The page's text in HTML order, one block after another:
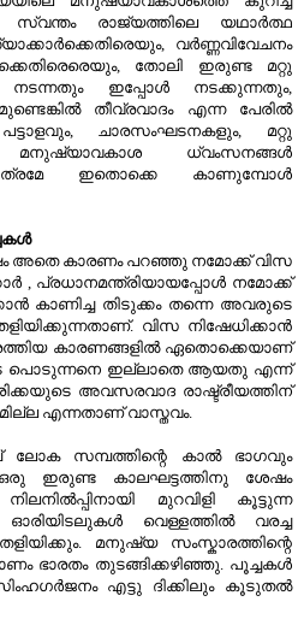
സ്വന്തം രാജ്യത്തിലെ യഥാര്‍ത്ഥ
വര്‍ണ്ണവിവേചനം
തോലി ഇരുണ്ട മറ്റു
നടന്നതും ഇപ്പോള്‍ നടക്കുന്നതും,
തീവ്രവാദം എന്ന പേരില്‍
ചാരസംഘടനകളും, മറ്റു
മനുഷ്യാവകാശ ധ്വംസനങ്ങള്‍
ഇതൊക്കെ കാണുമ്പോള്‍
അതെ കാരണം പറഞ്ഞു നമോക്ക് വിസ
, പ്രധാനമന്ത്രിയായപ്പോള്‍ നമോക്ക്
കാണിച്ച തിടുക്കം തന്നെ അവരുടെ
വിസ നിഷേധിക്കാന്‍
കാരണങ്ങളില്‍ ഏതൊക്കെയാണ്
പൊടുന്നനെ ഇല്ലാതെ ആയതു എന്ന്
അവസരവാദ രാഷ്ട്രീയത്തിന്
എന്നതാണ് വാസ്തവം.
സമ്പത്തിന്റെ കാല്‍ ഭാഗവും
ഒരു ഇരുണ്ട കാലഘട്ടത്തിനു ശേഷം
മുറവിളി കൂട്ടുന്ന
വെള്ളത്തില്‍ വരച്ച
മനുഷ്യ സംസ്കാരത്തിന്റെ
ഭാരതം തുടങ്ങിക്കഴിഞ്ഞു. പൂച്ചകള്‍
എട്ടു ദിക്കിലും കൂടുതല്‍